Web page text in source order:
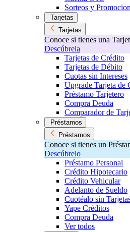
Sorteos y
Tarjetas
Tarjetas
Conoce si tienes una
Descúbrela
Tarjetas de Crédito
Tarjetas de Débito
Cuotas sin Intereses
Upgrade Tarjeta de
Préstamo Tarjetero
Compra Deuda
Comparador de
Préstamos
Préstamos
Conoce si tienes un
Descúbrelo
Préstamo Personal
Crédito Hipotecario
Crédito Vehicular
Adelanto de Sueldo
Cuotéalo sin
Yape Créditos
Compra Deuda
Ver todos